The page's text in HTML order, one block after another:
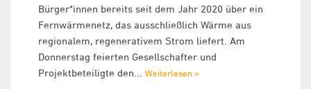
Bürger*innen bereits seit dem Jahr 2020 über ein
Fernwärmenetz, das ausschließlich Wärme aus
regionalem, regenerativem Strom liefert. Am
Donnerstag feierten Gesellschafter und
Projektbeteiligte den... Weiterlesen »